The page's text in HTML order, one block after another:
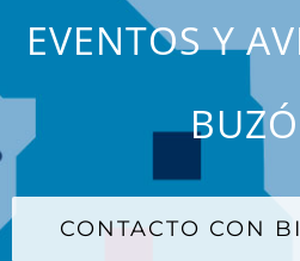
EVENTOS Y
CONTACTO CON